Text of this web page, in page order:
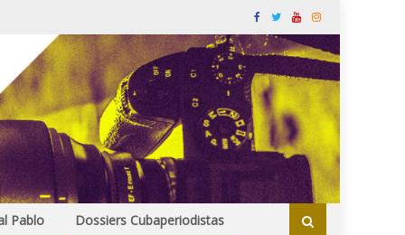
Pablo Dossiers Cubaperiodistas